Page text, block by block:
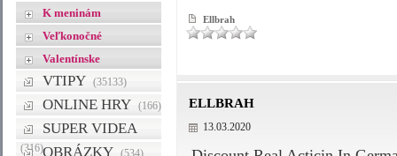
K meninám
Veľkonočné
Valentínske
VTIPY (35133)
ONLINE HRY (166)
SUPER VIDEA
(316)OBRÁZKY (534)
Ellbrah
ELLBRAH
13.03.2020